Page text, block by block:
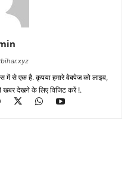
में से एक है. कृपया हमारे वेबपेज को लाइव,
खबर देखने के लिए विजिट करें !.